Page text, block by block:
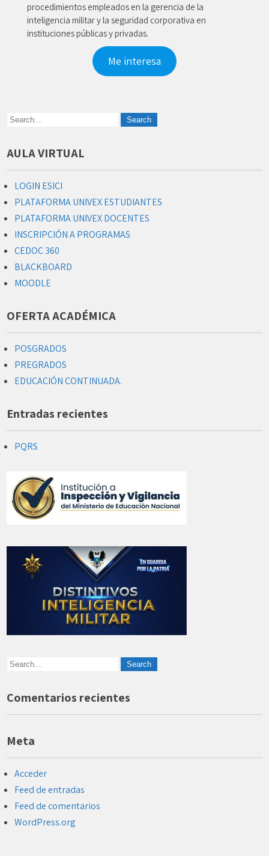
procedimientos empleados en la gerencia de la
inteligencia militar y la seguridad corporativa en
instituciones públicas y privadas.
Me interesa
AULA VIRTUAL
LOGIN ESICI
PLATAFORMA UNIVEX ESTUDIANTES
PLATAFORMA UNIVEX DOCENTES
INSCRIPCIÓN A PROGRAMAS
CEDOC 360
BLACKBOARD
MOODLE
OFERTA ACADÉMICA
POSGRADOS
PREGRADOS
EDUCACIÓN CONTINUADA.
Entradas recientes
PQRS
Comentarios recientes
Meta
Acceder
Feed de entradas
Feed de comentarios
WordPress.org